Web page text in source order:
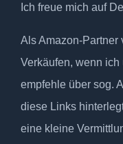
Ich freue mich auf
Als Amazon-Partner
Verkäufen, wenn
empfehle über sog.
diese Links
eine kleine